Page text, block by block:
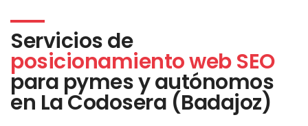
Servicios de
posicionamiento web SEO
para pymes y autónomos
en La Codosera (Badajoz)